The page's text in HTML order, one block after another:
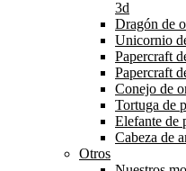
3d
Dragón de
Unicornio
Papercraft
Papercraft
Conejo de
Tortuga de
Elefante de
Cabeza de
Otros